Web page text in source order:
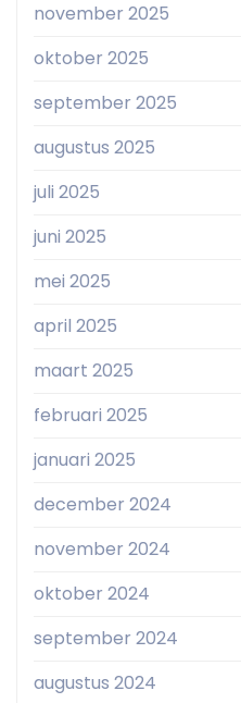
november 2025
oktober 2025
september 2025
augustus 2025
juli 2025
juni 2025
mei 2025
april 2025
maart 2025
februari 2025
januari 2025
december 2024
november 2024
oktober 2024
september 2024
augustus 2024